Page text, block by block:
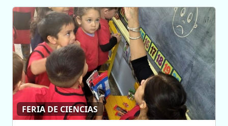
FERIA DE CIENCIAS